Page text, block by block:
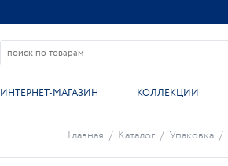
ИНТЕРНЕТ-МАГАЗИН КОЛЛЕКЦИИ
Главная / Каталог / Упаковка /